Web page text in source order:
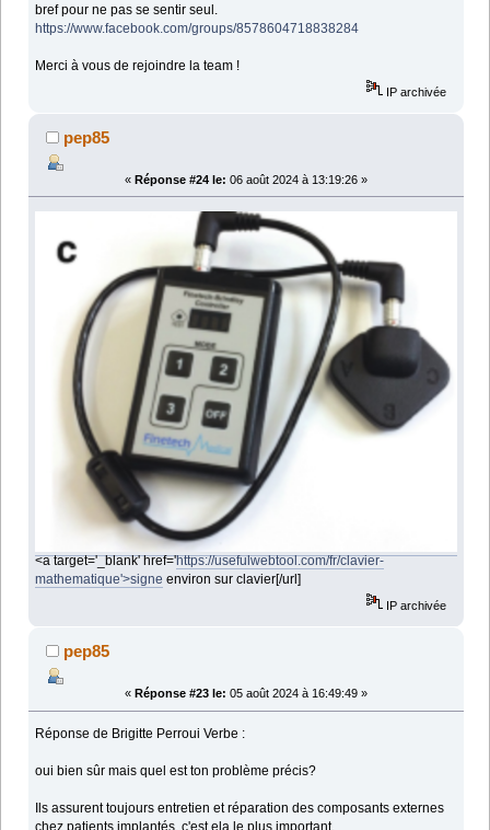
bref pour ne pas se sentir seul.
https://www.facebook.com/groups/8578604718838284
Merci à vous de rejoindre la team !
IP archivée
pep85
« Réponse #24 le: 06 août 2024 à 13:19:26 »
<a target='_blank' href='https://usefulwebtool.com/fr/clavier-
mathematique'>signe environ sur clavier[/url]
IP archivée
pep85
« Réponse #23 le: 05 août 2024 à 16:49:49 »
Réponse de Brigitte Perroui Verbe :
oui bien sûr mais quel est ton problème précis?
Ils assurent toujours entretien et réparation des composants externes